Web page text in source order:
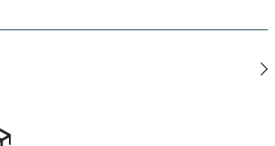
divertidos que despertaran toda tu